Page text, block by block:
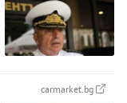
carmarket.bg